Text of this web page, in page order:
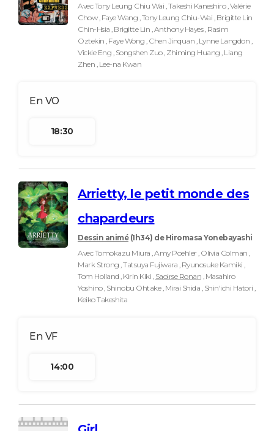
Avec Tony Leung Chiu Wai , Takeshi Kaneshiro , Valérie
Chow , Faye Wang , Tony Leung Chiu-Wai , Brigitte Lin
Chin-Hsia , Brigitte Lin , Anthony Hayes , Rasim
Oztekin , Faye Wong , Chen Jinquan , Lynne Langdon ,
Vickie Eng , Songshen Zuo , Zhiming Huang , Liang
Zhen , Lee-na Kwan
18:30
Arrietty, le petit monde des
chapardeurs
Dessin animé (1h34) de Hiromasa Yonebayashi
Avec Tomokazu Miura , Amy Poehler , Olivia Colman ,
Mark Strong , Tatsuya Fujiwara , Ryunosuke Kamiki ,
Tom Holland , Kirin Kiki , Saoirse Ronan , Masahiro
Yoshino , Shinobu Ohtake , Mirai Shida , Shin'ichi Hatori ,
Keiko Takeshita
14:00